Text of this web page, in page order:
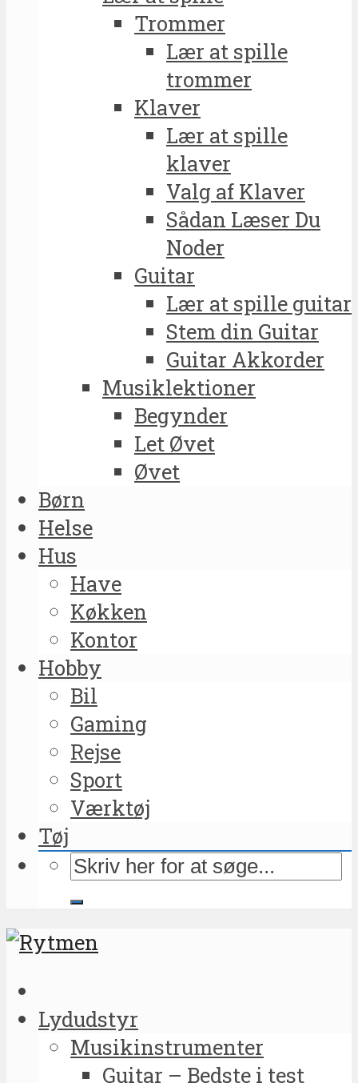
Trommer
Lær at spille
trommer
Klaver
Lær at spille
klaver
Valg af Klaver
Sådan Læser Du
Noder
Guitar
Lær at spille guitar
Stem din Guitar
Guitar Akkorder
Musiklektioner
Begynder
Let Øvet
Øvet
Børn
Helse
Hus
Have
Køkken
Kontor
Hobby
Bil
Gaming
Rejse
Sport
Værktøj
Tøj
Lydudstyr
Musikinstrumenter
Guitar – Bedste i test